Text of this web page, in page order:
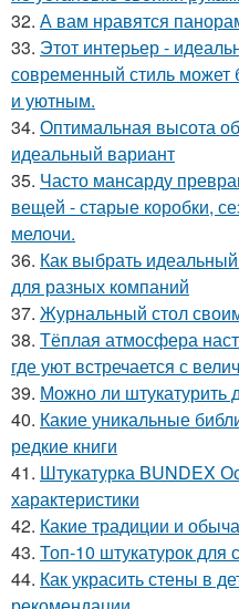
32. А вам нравятся
33. Этот интерьер -
современный стиль
и уютным.
34. Оптимальная высота
идеальный вариант
35. Часто мансарду
вещей - старые коробки,
мелочи.
36. Как выбрать
для разных компаний
37. Журнальный стол
38. Тёплая атмосфера
где уют встречается с
39. Можно ли штукатурить
40. Какие уникальные
редкие книги
41. Штукатурка BUNDEX
характеристики
42. Какие традиции и
43. Топ-10 штукатурок для
44. Как украсить стены в